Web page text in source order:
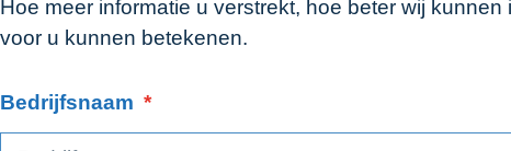
Hoe meer informatie u verstrekt, hoe beter wij kunnen
voor u kunnen betekenen.
Bedrijfsnaam